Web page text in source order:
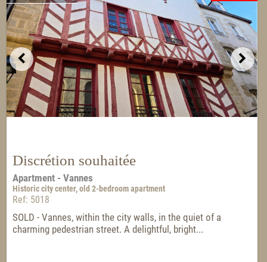
Discrétion souhaitée
Apartment - Vannes
Historic city center, old 2-bedroom apartment
Ref: 5018
SOLD - Vannes, within the city walls, in the quiet of a
charming pedestrian street. A delightful, bright...